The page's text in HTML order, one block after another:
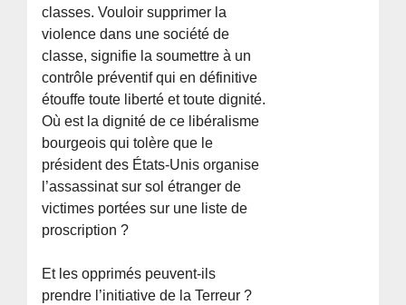
classes. Vouloir supprimer la
violence dans une société de
classe, signifie la soumettre à un
contrôle préventif qui en définitive
étouffe toute liberté et toute dignité.
Où est la dignité de ce libéralisme
bourgeois qui tolère que le
président des États-Unis organise
l’assassinat sur sol étranger de
victimes portées sur une liste de
proscription ?
Et les opprimés peuvent-ils
prendre l’initiative de la Terreur ?